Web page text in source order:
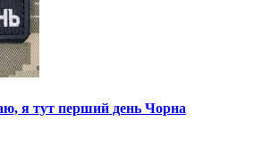
я тут перший день Чорна